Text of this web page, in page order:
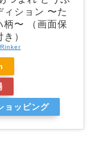
ィション 〜た
柄〜 （画面保
）
Rinker
ョッピング